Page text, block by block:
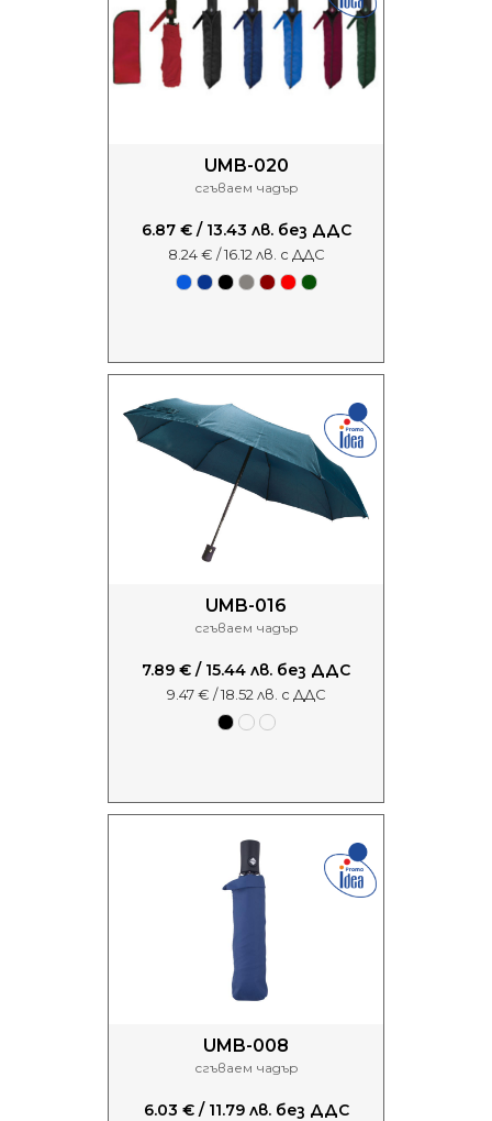
UMB-020
сгъваем чадър
6.87 € / 13.43 лв. без ДДС
8.24 € / 16.12 лв. с ДДС
UMB-016
сгъваем чадър
7.89 € / 15.44 лв. без ДДС
9.47 € / 18.52 лв. с ДДС
UMB-008
сгъваем чадър
6.03 € / 11.79 лв. без ДДС